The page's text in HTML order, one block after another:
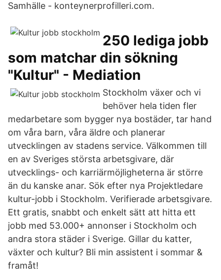
Samhälle - konteynerprofilleri.com.
250 lediga jobb
som matchar din sökning
"Kultur" - Mediation
Stockholm växer och vi
behöver hela tiden fler
medarbetare som bygger nya bostäder, tar hand
om våra barn, våra äldre och planerar
utvecklingen av stadens service. Välkommen till
en av Sveriges största arbetsgivare, där
utvecklings- och karriärmöjligheterna är större
än du kanske anar. Sök efter nya Projektledare
kultur-jobb i Stockholm. Verifierade arbetsgivare.
Ett gratis, snabbt och enkelt sätt att hitta ett
jobb med 53.000+ annonser i Stockholm och
andra stora städer i Sverige. Gillar du katter,
växter och kultur? Bli min assistent i sommar &
framåt!